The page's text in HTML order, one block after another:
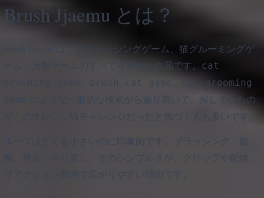
Brush Jjaemu とは？
Brush Jjaemu は、猫ブラッシングゲーム、猫グルーミングゲ
ーム、反射ゲームのすべてを兼ねた作品です。
cat
brush cat game
cat grooming
のような一般的な検索から辿り着いて、探していたの
がこのオレンジ猫チャレンジだったと気づく人も多いです。
ループはとても小さいのに印象的です。ブラッシング、観
察、停止、やり直し。そのシンプルさが、クリップや配信、
リアクション動画で広がりやすい理由です。